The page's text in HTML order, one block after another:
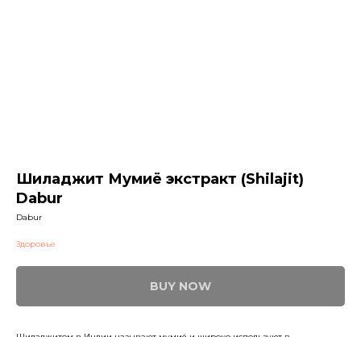
Шиладжит Мумиё экстракт (Shilajit)
Dabur
Dabur
Здоровье
BUY NOW